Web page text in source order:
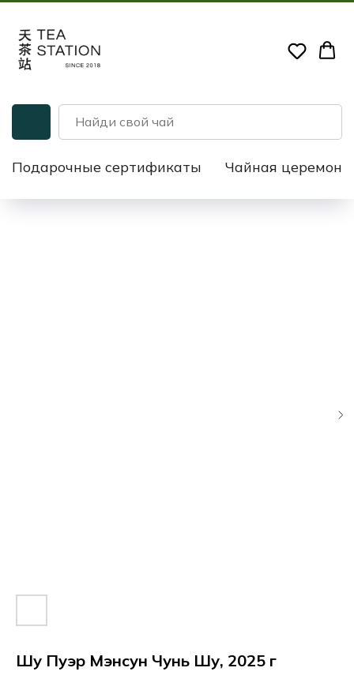
Подарочные сертификаты Чайная
Шу Пуэр Мэнсун Чунь Шу, 2025 г